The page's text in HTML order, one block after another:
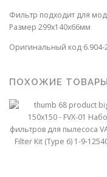
Фильтр подходит для
​Размер 299x140x66мм
Оригинальный код 6.904-
ПОХОЖИЕ ТОВАРЫ